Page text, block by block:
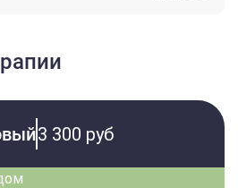
3 300 руб